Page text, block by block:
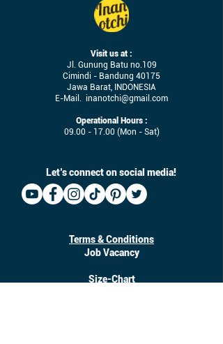
Visit us at :
Jl. Gunung Batu no.109
Cimindi - Bandung 40175
Jawa Barat, INDONESIA
E-Mail. inanotchi@gmail.com
Operational Hours :
09.00 - 17.00 (Mon - Sat)
Let’s connect on social media!
Terms & Conditions
Job Vacancy
Size-Chart